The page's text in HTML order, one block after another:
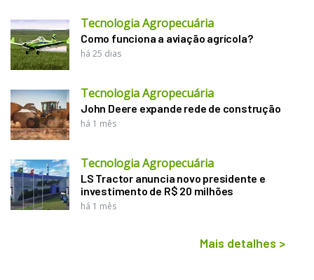
Tecnologia Agropecuária
Como funciona a aviação agrícola?
há 25 dias
Tecnologia Agropecuária
John Deere expande rede de construção
há 1 mês
Tecnologia Agropecuária
LS Tractor anuncia novo presidente e
investimento de R$ 20 milhões
há 1 mês
Mais detalhes >